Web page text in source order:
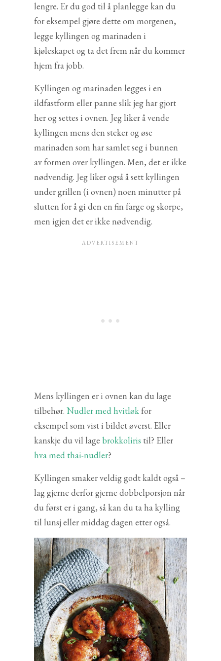
lengre. Er du god til å planlegge kan du
for eksempel gjøre dette om morgenen,
legge kyllingen og marinaden i
kjøleskapet og ta det frem når du kommer
hjem fra jobb.
Kyllingen og marinaden legges i en
ildfastform eller panne slik jeg har gjort
her og settes i ovnen. Jeg liker å vende
kyllingen mens den steker og øse
marinaden som har samlet seg i bunnen
av formen over kyllingen. Men, det er ikke
nødvendig. Jeg liker også å sett kyllingen
under grillen (i ovnen) noen minutter på
slutten for å gi den en fin farge og skorpe,
men igjen det er ikke nødvendig.
Mens kyllingen er i ovnen kan du lage
tilbehør. Nudler med hvitløkfor
eksempel som vist i bildet øverst. Eller
kanskje du vil lage brokkoliris til? Eller
hva med thai-nudler?
Kyllingen smaker veldig godt kaldt også –
lag gjerne derfor gjerne dobbelporsjon når
du først er i gang, så kan du ta ha kylling
til lunsj eller middag dagen etter også.